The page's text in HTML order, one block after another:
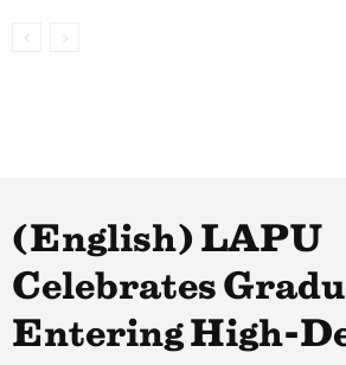
(English) LAPU
Celebrates
Entering High-